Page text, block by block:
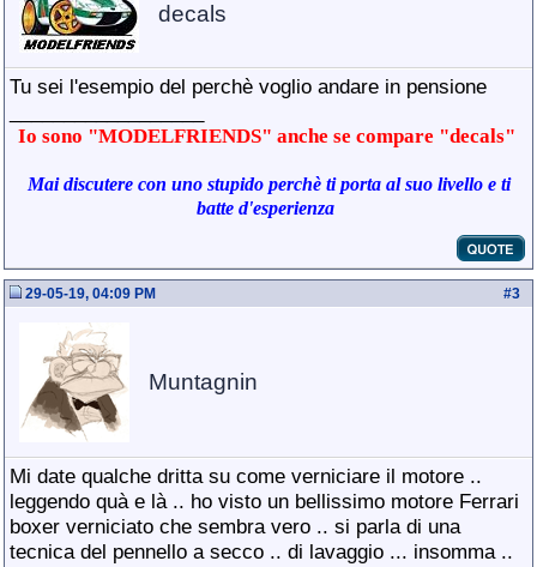
decals
Tu sei l'esempio del perchè voglio andare in pensione
Io sono "MODELFRIENDS" anche se compare "decals"
Mai discutere con uno stupido perchè ti porta al suo livello e ti
batte d'esperienza
#3
29-05-19, 04:09 PM
Muntagnin
Mi date qualche dritta su come verniciare il motore ..
leggendo quà e là .. ho visto un bellissimo motore Ferrari
boxer verniciato che sembra vero .. si parla di una
tecnica del pennello a secco .. di lavaggio ... insomma ..